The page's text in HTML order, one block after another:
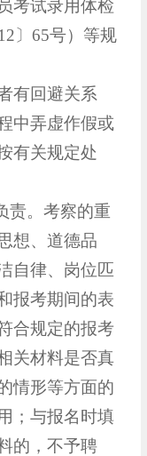
考试录用体检
〕65号）等规
有回避关系
中弄虚作假或
有关规定处
责。考察的重
想、道德品
自律、岗位匹
报考期间的表
合规定的报考
关材料是否真
情形等方面的
；与报名时填
的，不予聘